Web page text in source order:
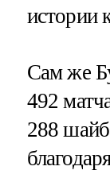
истории
Сам же
492
288